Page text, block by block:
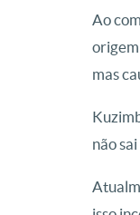
Ao
origem
mas
não